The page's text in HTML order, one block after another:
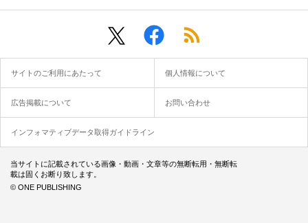
サイトのご利用にあたって 個人情報について
広告掲載について お問い合わせ
インフォマティブデータ取得ガイドライン
当サイトに記載されている画像・動画・文章等の無断転用・無断転
載は固くお断り致します。
© ONE PUBLISHING